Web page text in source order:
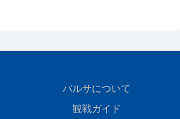
バルサについて
観戦ガイド